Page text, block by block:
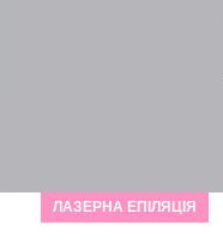
ЛАЗЕРНА ЕПІЛЯЦІЯ